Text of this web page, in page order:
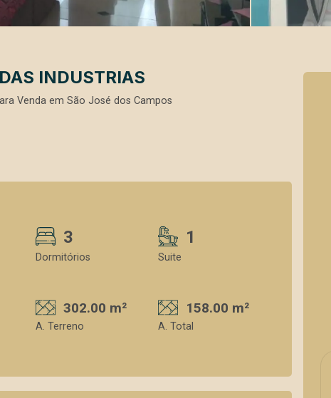
INDUSTRIAS
Venda em São José dos Campos
3
Dormitórios
1
Suite
302.00 m²
A. Terreno
158.00 m²
A. Total